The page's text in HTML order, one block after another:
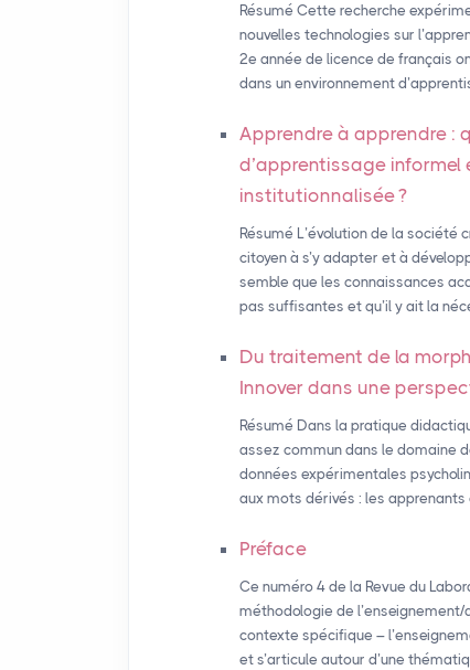
Résumé Cette recherche
nouvelles technologies sur
2e année de licence de français
dans un environnement
Apprendre à apprendre :
d’apprentissage
institutionnalisée?
Résumé L’évolution de la société
citoyen à s’y adapter et à
semble que les connaissances
pas suffisantes et qu’il y ait la
Du traitement de la
Innover dans une
Résumé Dans la pratique
assez commun dans le domaine
données expérimentales
aux mots dérivés : les
Préface
Ce numéro 4 de la Revue du
méthodologie de
contexte spécifique –
et s’articule autour d’une